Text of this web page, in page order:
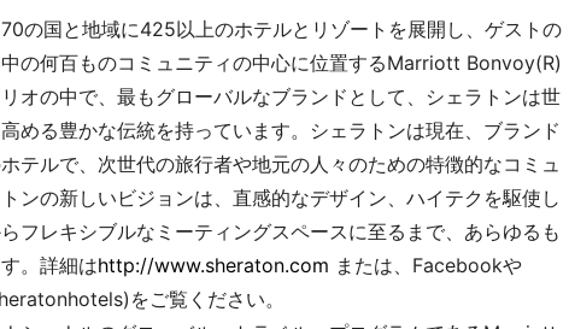
の国と地域に425以上のホテルとリゾートを展開し、ゲストの
の何百ものコミュニティの中心に位置するMarriott Bonvoy(R)
オの中で、最もグローバルなブランドとして、シェラトンは世
める豊かな伝統を持っています。シェラトンは現在、ブランド
テルで、次世代の旅行者や地元の人々のための特徴的なコミュ
ンの新しいビジョンは、直感的なデザイン、ハイテクを駆使し
フレキシブルなミーティングスペースに至るまで、あらゆるも
。詳細はhttp://www.sheraton.com または、Facebookや
をご覧ください。